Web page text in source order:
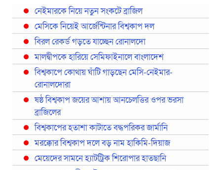
নেইমারকে নিয়ে নতুন সংকটে ব্রাজিল
মেসিকে নিয়েই আর্জেন্টিনার বিশ্বকাপ দল
বিরল রেকর্ড গড়তে যাচ্ছেন রোনালদো
মালদ্বীপকে হারিয়ে সেমিফাইনালে বাংলাদেশ
বিশ্বকাপে কোথায় ঘাঁটি গাড়ছেন মেসি-নেইমার-
রোনালদোরা
ষষ্ঠ বিশ্বকাপ জয়ের আশায় আনচেলত্তির ওপর ভরসা
ব্রাজিলের
বিশ্বকাপের হতাশা কাটাতে বদ্ধপরিকর জার্মানি
মরক্কোর বিশ্বকাপ দলে বড় নাম হাকিমি-দিয়াজ
মেয়েদের সামনে হ্যাটট্রিক শিরোপার হাতছানি